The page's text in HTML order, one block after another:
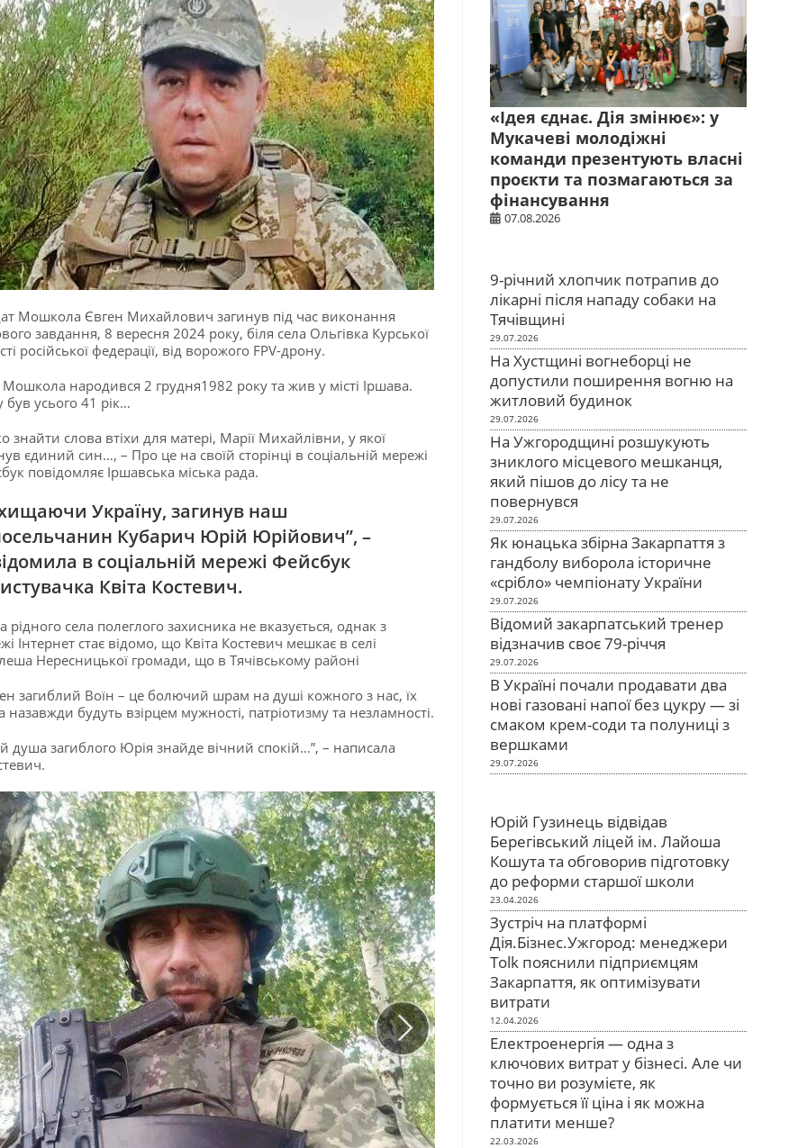
Мошкола Євген Михайлович загинув під час виконання
завдання, 8 вересня 2024 року, біля села Ольгівка Курської
російської федерації, від ворожого FPV-дрону.
народився 2 грудня1982 року та жив у місті Іршава.
усього 41 рік…
знайти слова втіхи для матері, Марії Михайлівни, у якої
єдиний син…, – Про це на своїй сторінці в соціальній мережі
повідомляє Іршавська міська рада.
Україну, загинув наш
Кубарич Юрій Юрійович”, –
в соціальній мережі Фейсбук
Квіта Костевич.
рідного села полеглого захисника не вказується, однак з
Інтернет стає відомо, що Квіта Костевич мешкає в селі
Нересницької громади, що в Тячівському районі
загиблий Воїн – це болючий шрам на душі кожного з нас, їх
назавжди будуть взірцем мужності, патріотизму та незламності.
душа загиблого Юрія знайде вічний спокій…”, – написала
«Ідея єднає. Дія змінює»: у
Мукачеві молодіжні
команди презентують власні
проєкти та позмагаються за
фінансування
07.08.2026
9-річний хлопчик потрапив до
лікарні після нападу собаки на
Тячівщині
29.07.2026
На Хустщині вогнеборці не
допустили поширення вогню на
житловий будинок
29.07.2026
На Ужгородщині розшукують
зниклого місцевого мешканця,
який пішов до лісу та не
повернувся
29.07.2026
Як юнацька збірна Закарпаття з
гандболу виборола історичне
«срібло» чемпіонату України
29.07.2026
Відомий закарпатський тренер
відзначив своє 79-річчя
29.07.2026
В Україні почали продавати два
нові газовані напої без цукру — зі
смаком крем-соди та полуниці з
вершками
29.07.2026
Юрій Гузинець відвідав
Берегівський ліцей ім. Лайоша
Кошута та обговорив підготовку
до реформи старшої школи
23.04.2026
Зустріч на платформі
Дія.Бізнес.Ужгород: менеджери
Tolk пояснили підприємцям
Закарпаття, як оптимізувати
витрати
12.04.2026
Електроенергія — одна з
ключових витрат у бізнесі. Але чи
точно ви розумієте, як
формується її ціна і як можна
платити менше?
22.03.2026